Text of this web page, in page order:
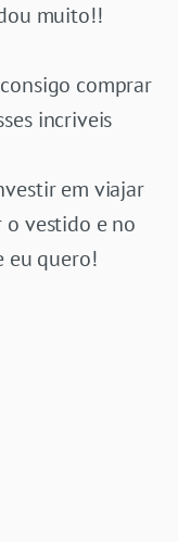
muito!!
comprar
incriveis
em viajar
o vestido e no
eu quero!